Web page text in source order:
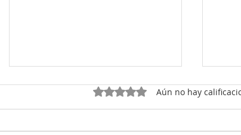
¿Por qué a las niñas les está
bajando antes?
Tu
Obtuvo 0 de 5 estrellas.
Aún no hay